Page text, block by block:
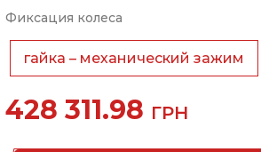
Фиксация колеса
гайка – механический зажим
428 311.98 ГРН